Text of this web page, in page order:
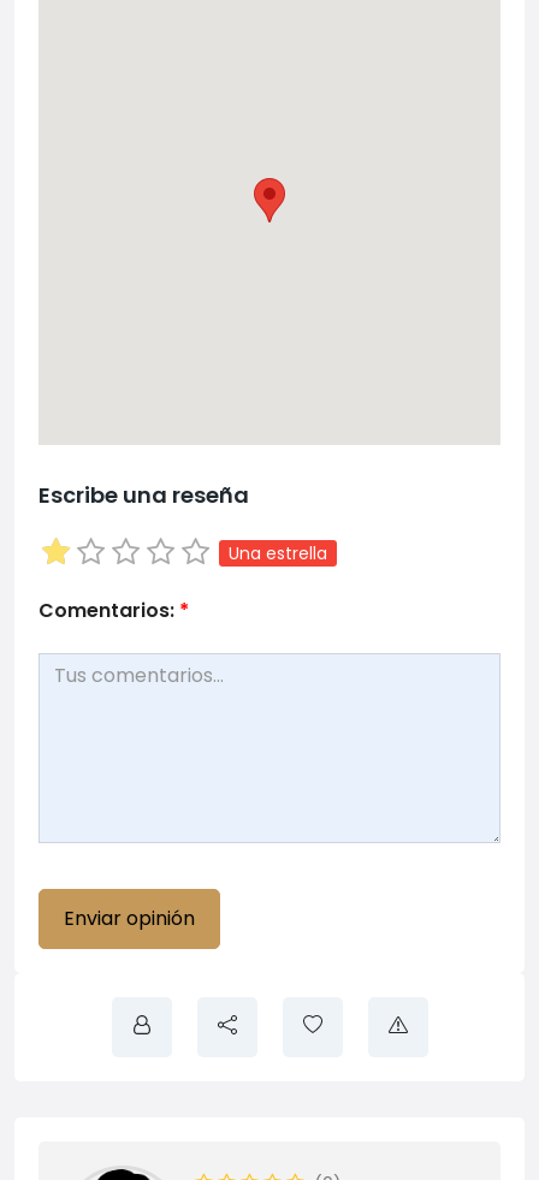
Avenida Miguel de Cervantes, Torrox Costa,
Escribe una reseña
Una estrella
Comentarios: *